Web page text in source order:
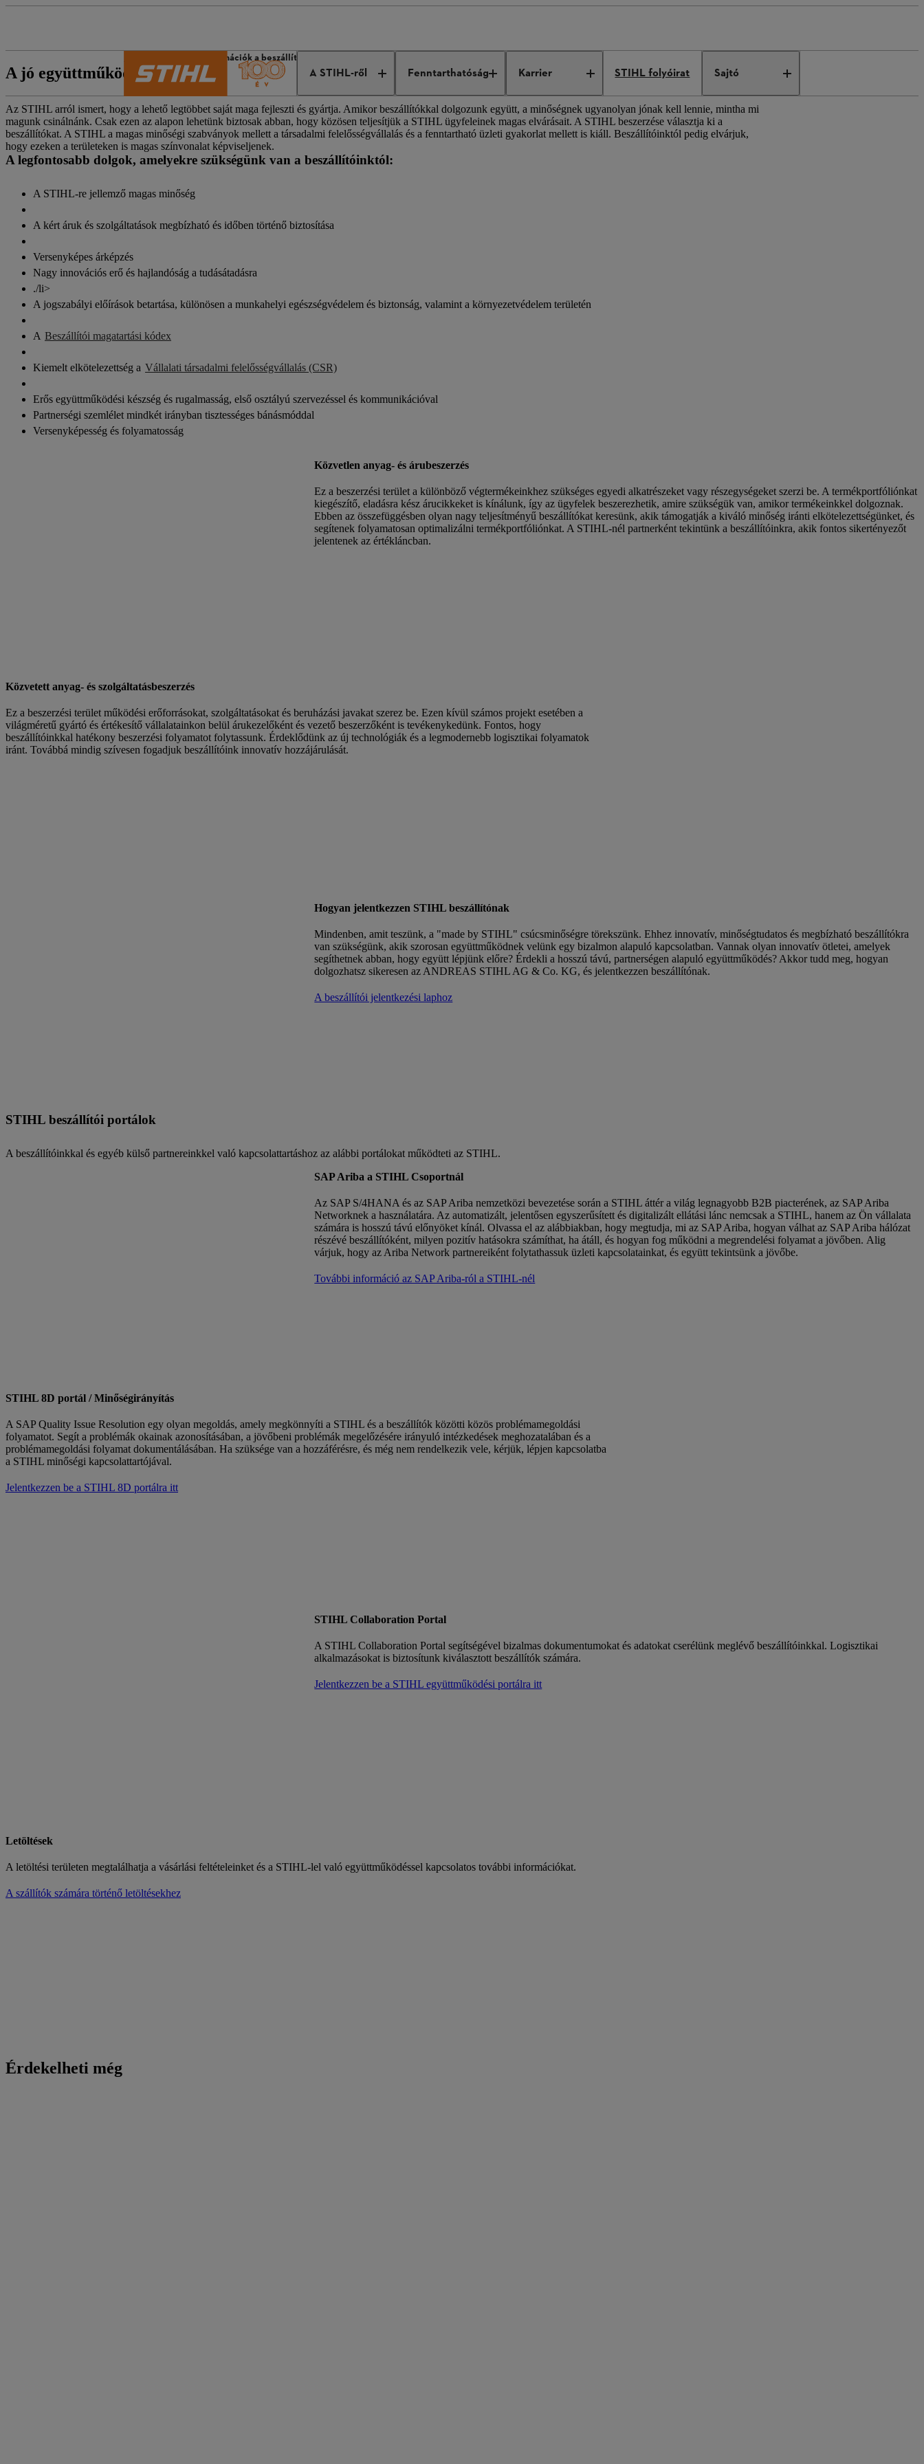
A STIHL-ről Fenntarthatóság Karrier STIHL folyóirat Sajtó
Információk a beszállítók számára
A jó együttműködésre
Az STIHL arról ismert, hogy a lehető legtöbbet saját maga fejleszti és gyártja. Amikor beszállítókkal dolgozunk együtt, a minőségnek ugyanolyan jónak kell lennie, mintha mi
magunk csinálnánk. Csak ezen az alapon lehetünk biztosak abban, hogy közösen teljesítjük a STIHL ügyfeleinek magas elvárásait. A STIHL beszerzése választja ki a
beszállítókat. A STIHL a magas minőségi szabványok mellett a társadalmi felelősségvállalás és a fenntartható üzleti gyakorlat mellett is kiáll. Beszállítóinktól pedig elvárjuk,
hogy ezeken a területeken is magas színvonalat képviseljenek.
A legfontosabb dolgok, amelyekre szükségünk van a beszállítóinktól:
A STIHL-re jellemző magas minőség
A kért áruk és szolgáltatások megbízható és időben történő biztosítása
Versenyképes árképzés
Nagy innovációs erő és hajlandóság a tudásátadásra
./li>
A jogszabályi előírások betartása, különösen a munkahelyi egészségvédelem és biztonság, valamint a környezetvédelem területén
A Beszállítói magatartási kódex
Kiemelt elkötelezettség a Vállalati társadalmi felelősségvállalás (CSR)
Erős együttműködési készség és rugalmasság, első osztályú szervezéssel és kommunikációval
Partnerségi szemlélet mindkét irányban tisztességes bánásmóddal
Versenyképesség és folyamatosság
Közvetlen anyag- és árubeszerzés
Ez a beszerzési terület a különböző végtermékeinkhez szükséges egyedi alkatrészeket vagy részegységeket szerzi be. A termékportfóliónkat
kiegészítő, eladásra kész árucikkeket is kínálunk, így az ügyfelek beszerezhetik, amire szükségük van, amikor termékeinkkel dolgoznak.
Ebben az összefüggésben olyan nagy teljesítményű beszállítókat keresünk, akik támogatják a kiváló minőség iránti elkötelezettségünket, és
segítenek folyamatosan optimalizálni termékportfóliónkat. A STIHL-nél partnerként tekintünk a beszállítóinkra, akik fontos sikertényezőt
jelentenek az értékláncban.
Közvetett anyag- és szolgáltatásbeszerzés
Ez a beszerzési terület működési erőforrásokat, szolgáltatásokat és beruházási javakat szerez be. Ezen kívül számos projekt esetében a
világméretű gyártó és értékesítő vállalatainkon belül árukezelőként és vezető beszerzőként is tevékenykedünk. Fontos, hogy
beszállítóinkkal hatékony beszerzési folyamatot folytassunk. Érdeklődünk az új technológiák és a legmodernebb logisztikai folyamatok
iránt. Továbbá mindig szívesen fogadjuk beszállítóink innovatív hozzájárulását.
Hogyan jelentkezzen STIHL beszállítónak
Mindenben, amit teszünk, a "made by STIHL" csúcsminőségre törekszünk. Ehhez innovatív, minőségtudatos és megbízható beszállítókra
van szükségünk, akik szorosan együttműködnek velünk egy bizalmon alapuló kapcsolatban. Vannak olyan innovatív ötletei, amelyek
segíthetnek abban, hogy együtt lépjünk előre? Érdekli a hosszú távú, partnerségen alapuló együttműködés? Akkor tudd meg, hogyan
dolgozhatsz sikeresen az ANDREAS STIHL AG & Co. KG, és jelentkezzen beszállítónak.
A beszállítói jelentkezési laphoz
STIHL beszállítói portálok
A beszállítóinkkal és egyéb külső partnereinkkel való kapcsolattartáshoz az alábbi portálokat működteti az STIHL.
SAP Ariba a STIHL Csoportnál
Az SAP S/4HANA és az SAP Ariba nemzetközi bevezetése során a STIHL áttér a világ legnagyobb B2B piacterének, az SAP Ariba
Networknek a használatára. Az automatizált, jelentősen egyszerűsített és digitalizált ellátási lánc nemcsak a STIHL, hanem az Ön vállalata
számára is hosszú távú előnyöket kínál. Olvassa el az alábbiakban, hogy megtudja, mi az SAP Ariba, hogyan válhat az SAP Ariba hálózat
részévé beszállítóként, milyen pozitív hatásokra számíthat, ha átáll, és hogyan fog működni a megrendelési folyamat a jövőben. Alig
várjuk, hogy az Ariba Network partnereiként folytathassuk üzleti kapcsolatainkat, és együtt tekintsünk a jövőbe.
További információ az SAP Ariba-ról a STIHL-nél
STIHL 8D portál / Minőségirányítás
A SAP Quality Issue Resolution egy olyan megoldás, amely megkönnyíti a STIHL és a beszállítók közötti közös problémamegoldási
folyamatot. Segít a problémák okainak azonosításában, a jövőbeni problémák megelőzésére irányuló intézkedések meghozatalában és a
problémamegoldási folyamat dokumentálásában. Ha szüksége van a hozzáférésre, és még nem rendelkezik vele, kérjük, lépjen kapcsolatba
a STIHL minőségi kapcsolattartójával.
Jelentkezzen be a STIHL 8D portálra itt
STIHL Collaboration Portal
A STIHL Collaboration Portal segítségével bizalmas dokumentumokat és adatokat cserélünk meglévő beszállítóinkkal. Logisztikai
alkalmazásokat is biztosítunk kiválasztott beszállítók számára.
Jelentkezzen be a STIHL együttműködési portálra itt
Letöltések
A letöltési területen megtalálhatja a vásárlási feltételeinket és a STIHL-lel való együttműködéssel kapcsolatos további információkat.
A szállítók számára történő letöltésekhez
Érdekelheti még